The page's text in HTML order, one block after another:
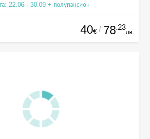
22.06 - 30.09 + полупансион
40€ / 78.23
лв.